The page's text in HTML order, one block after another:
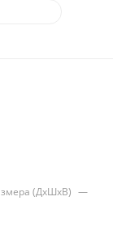
(ДхШхВ) —